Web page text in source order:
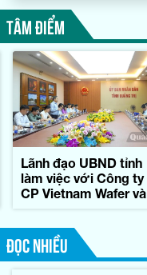
TÂM ĐIỂM
Lãnh đạo UBND tỉnh
làm việc với Công ty
CP Vietnam Wafer và
ĐỌC NHIỀU